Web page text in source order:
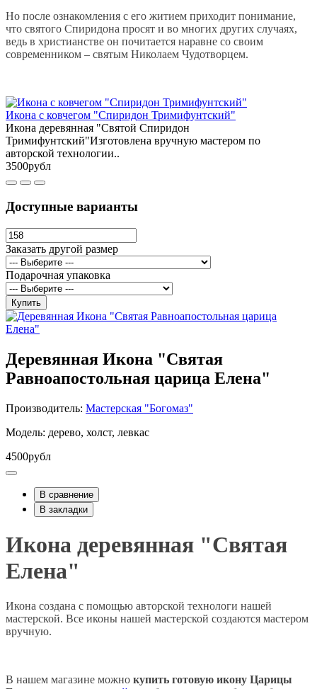
Но после ознакомления с его житием приходит понимание,
что святого Спиридона просят и во многих других случаях,
ведь в христианстве он почитается наравне со своим
современником – святым Николаем Чудотворцем.
Икона с ковчегом "Спиридон Тримифунтский"
Икона деревянная "Святой Спиридон
Тримифунтский"Изготовлена вручную мастером по
авторской технологии..
3500рубл
Доступные варианты
Заказать другой размер
Подарочная упаковка
Купить
Деревянная Икона "Святая
Равноапостольная царица Елена"
Производитель: Мастерская "Богомаз"
Модель: дерево, холст, левкас
4500рубл
В сравнение
В закладки
Икона деревянная "Святая
Елена"
Икона создана с помощью авторской технологи нашей
мастерской. Все иконы нашей мастерской создаются мастером
вручную.
В нашем магазине можно купить готовую икону Царицы